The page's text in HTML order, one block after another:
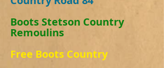
Boots Stetson Country
Remoulins
Free Boots Country